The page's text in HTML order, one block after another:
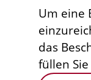
Um eine
das
füllen Sie